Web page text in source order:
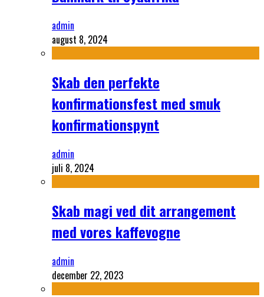
admin
august 8, 2024
Skab den perfekte
konfirmationsfest med smuk
konfirmationspynt
admin
juli 8, 2024
Skab magi ved dit arrangement
med vores kaffevogne
admin
december 22, 2023